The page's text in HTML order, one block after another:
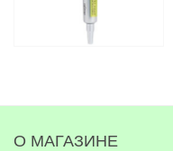
О МАГАЗИНЕ